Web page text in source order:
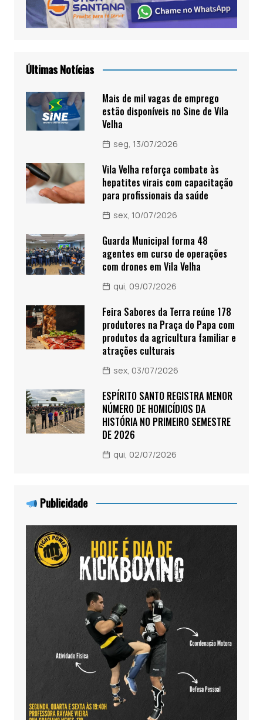
Últimas Notícias
Mais de mil vagas de emprego
estão disponíveis no Sine de Vila
Velha
seg, 13/07/2026
Vila Velha reforça combate às
hepatites virais com capacitação
para profissionais da saúde
sex, 10/07/2026
Guarda Municipal forma 48
agentes em curso de operações
com drones em Vila Velha
qui, 09/07/2026
Feira Sabores da Terra reúne 178
produtores na Praça do Papa com
produtos da agricultura familiar e
atrações culturais
sex, 03/07/2026
ESPÍRITO SANTO REGISTRA MENOR
NÚMERO DE HOMICÍDIOS DA
HISTÓRIA NO PRIMEIRO SEMESTRE
DE 2026
qui, 02/07/2026
Publicidade